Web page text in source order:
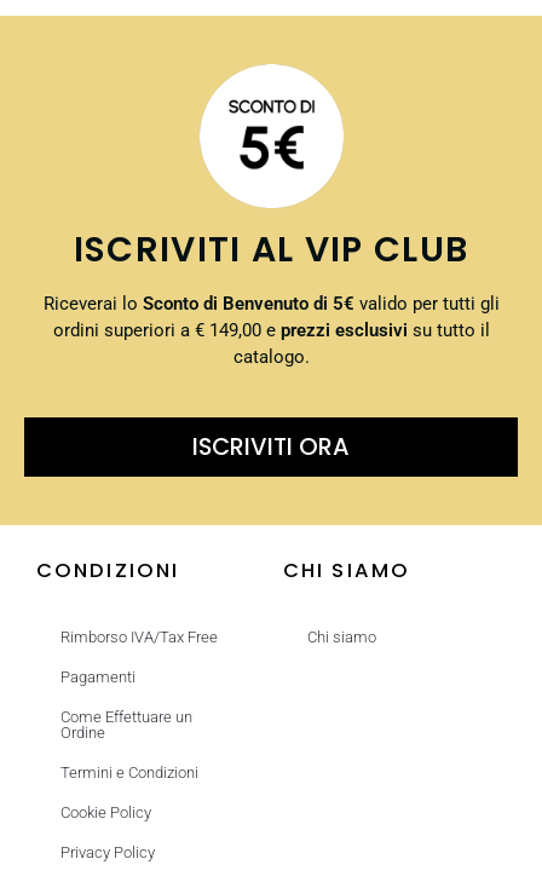
ISCRIVITI AL VIP CLUB
Riceverai lo Sconto di Benvenuto di 5€ valido per tutti gli
ordini superiori a € 149,00 e prezzi esclusivi su tutto il
catalogo.
ISCRIVITI ORA
CONDIZIONI
Rimborso IVA/Tax Free
Pagamenti
Come Effettuare un
Ordine
Termini e Condizioni
Cookie Policy
Privacy Policy
CHI SIAMO
Chi siamo